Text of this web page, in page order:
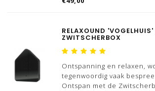
we ook hebben meerdere
De natuurlijke geluiden van
RELAXOUND
ZWITSCHERBOX
Ontspanning en relaxen,
tegenwoordig vaak
Ontspan met de